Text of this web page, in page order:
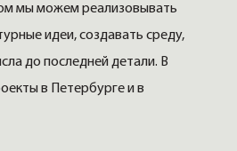
мы можем реализовывать
идеи, создавать среду,
до последней детали. В
в Петербурге и в